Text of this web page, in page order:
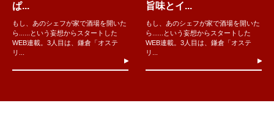
ぱ...
もし、あのシェフが家で酒場を開いた
ら......という妄想からスタートした
WEB連載。3人目は、鎌倉「オステ
リ...
旨味とイ...
もし、あのシェフが家で酒場を開いた
ら......という妄想からスタートした
WEB連載。3人目は、鎌倉「オステ
リ...